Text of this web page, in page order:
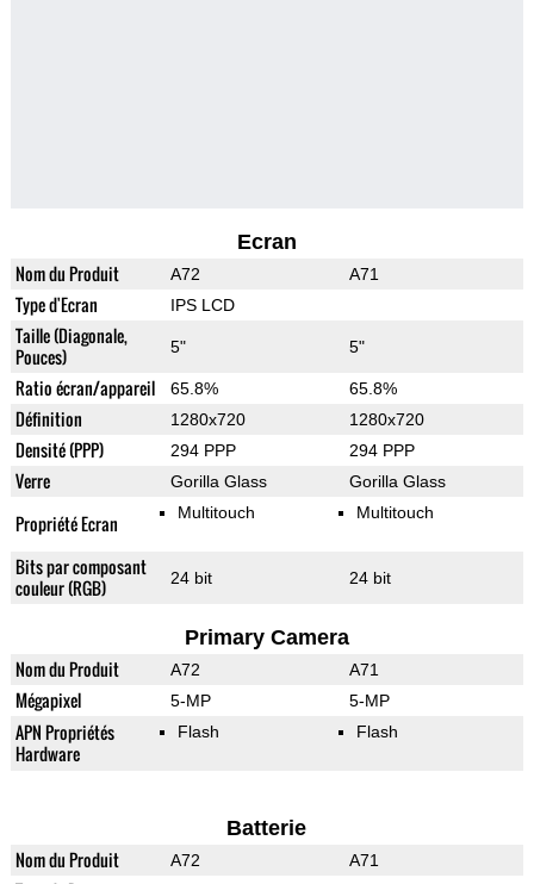
Ecran
Nom du Produit A72 A71
Type d'Ecran IPS LCD
Taille (Diagonale,
Pouces)
5" 5"
Ratio écran/appareil 65.8% 65.8%
Définition 1280x720 1280x720
Densité (PPP) 294 PPP 294 PPP
Verre Gorilla Glass Gorilla Glass
Propriété Ecran Multitouch Multitouch
Bits par composant
couleur (RGB)
24 bit 24 bit
Primary Camera
Nom du Produit A72 A71
Mégapixel 5-MP 5-MP
APN Propriétés
Hardware
Flash Flash
Batterie
Nom du Produit A72 A71